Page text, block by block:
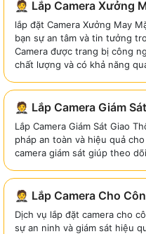
🤵 Lắp Camera Xưởng
lắp đặt Camera Xưởng May
bạn sự an tâm và tin tưởng
Camera được trang bị công
chất lượng và có khả năng
🤵 Lắp Camera Giám
Lắp Camera Giám Sát Giao
pháp an toàn và hiệu quả
camera giám sát giúp theo
🤵 Lắp Camera Cho
Dịch vụ lắp đặt camera cho
sự an ninh và giám sát hiệu